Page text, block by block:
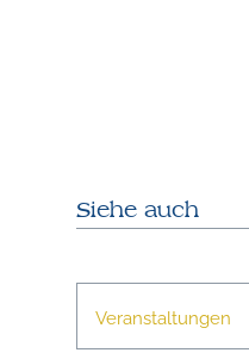
Siehe auch
Veranstaltungen